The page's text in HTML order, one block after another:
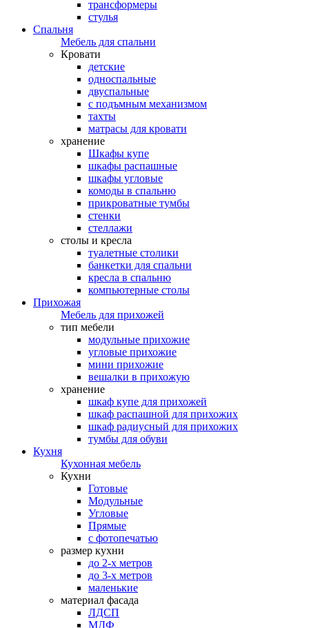
трансформеры
стулья
Спальня
Мебель для спальни
Кровати
детские
односпальные
двуспальные
с подъмным механизмом
тахты
матрасы для кровати
хранение
Шкафы купе
шкафы распашные
шкафы угловые
комоды в спальню
прикроватные тумбы
стенки
стеллажи
столы и кресла
туалетные столики
банкетки для спальни
кресла в спальню
компьютерные столы
Прихожая
Мебель для прихожей
тип мебели
модульные прихожие
угловые прихожие
мини прихожие
вешалки в прихожую
хранение
шкаф купе для прихожей
шкаф распашной для прихожих
шкаф радиусный для прихожих
тумбы для обуви
Кухня
Кухонная мебель
Кухни
Готовые
Модульные
Угловые
Прямые
с фотопечатью
размер кухни
до 2-х метров
до 3-х метров
маленькие
материал фасада
ЛДСП
МДФ